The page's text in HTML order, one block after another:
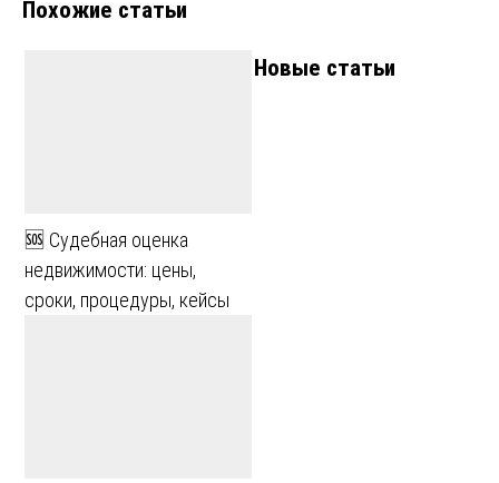
записям
Похожие статьи
🆘 Судебная оценка
недвижимости: цены,
сроки, процедуры, кейсы
Новые статьи